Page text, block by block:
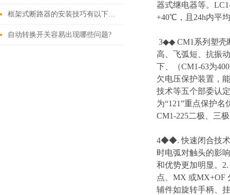
框架式断路器的安装技巧有以下这些
自动转换开关容易出现哪些问题?
器式继电器等。
+40℃，且24h内平
3◆◆ CM1系列塑壳
高、飞弧短、抗振
下、（CM1-63为
欠电压保护装置，
技术等五个部委认
为“121”重点保护
CM1-225二极、三
4◆◆. 快速闭合技术
时电弧对触头的影
和优势更加明显。
点、MX 或MX+OF
辅件如旋转手柄、